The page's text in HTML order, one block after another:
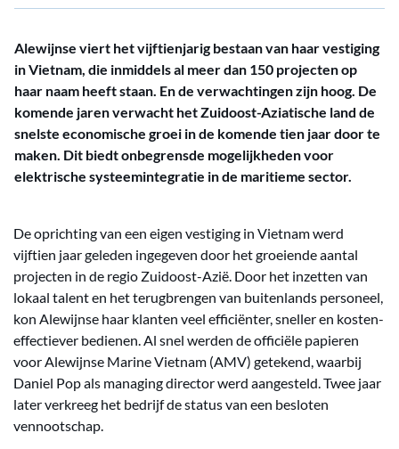
Alewijnse viert het vijftienjarig bestaan van haar vestiging
in Vietnam, die inmiddels al meer dan 150 projecten op
haar naam heeft staan. En de verwachtingen zijn hoog. De
komende jaren verwacht het Zuidoost-Aziatische land de
snelste economische groei in de komende tien jaar door te
maken. Dit biedt onbegrensde mogelijkheden voor
elektrische systeemintegratie in de maritieme sector.
De oprichting van een eigen vestiging in Vietnam werd
vijftien jaar geleden ingegeven door het groeiende aantal
projecten in de regio Zuidoost-Azië. Door het inzetten van
lokaal talent en het terugbrengen van buitenlands personeel,
kon Alewijnse haar klanten veel efficiënter, sneller en kosten-
effectiever bedienen. Al snel werden de officiële papieren
voor Alewijnse Marine Vietnam (AMV) getekend, waarbij
Daniel Pop als managing director werd aangesteld. Twee jaar
later verkreeg het bedrijf de status van een besloten
vennootschap.